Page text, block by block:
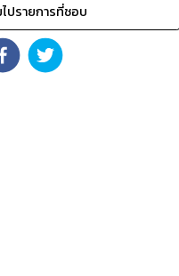
ปรายการที่ชอบ